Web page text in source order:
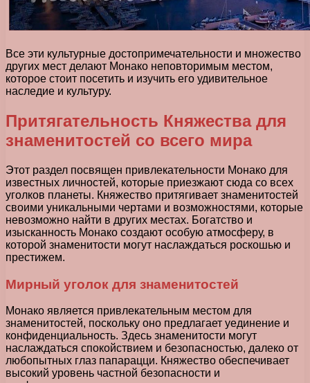
Все эти культурные достопримечательности и множество
других мест делают Монако неповторимым местом,
которое стоит посетить и изучить его удивительное
наследие и культуру.
Притягательность Княжества для
знаменитостей со всего мира
Этот раздел посвящен привлекательности Монако для
известных личностей, которые приезжают сюда со всех
уголков планеты. Княжество притягивает знаменитостей
своими уникальными чертами и возможностями, которые
невозможно найти в других местах. Богатство и
изысканность Монако создают особую атмосферу, в
которой знаменитости могут наслаждаться роскошью и
престижем.
Мирный уголок для знаменитостей
Монако является привлекательным местом для
знаменитостей, поскольку оно предлагает уединение и
конфиденциальность. Здесь знаменитости могут
наслаждаться спокойствием и безопасностью, далеко от
любопытных глаз папарацци. Княжество обеспечивает
высокий уровень частной безопасности и